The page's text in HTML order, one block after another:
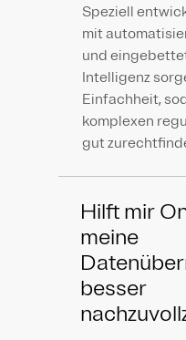
Speziell
mit
und
Intelligenz
Einfachheit,
komplexen
gut
Hilft mir
meine
besser